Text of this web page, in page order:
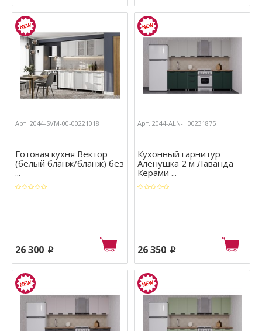
Арт.:2044-SVM-00-00221018
Готовая кухня Вектор
(белый бланж/бланж) без
...
26 300 p
Арт.:2044-ALN-Н00231875
Кухонный гарнитур
Аленушка 2 м Лаванда
Керами ...
26 350 p